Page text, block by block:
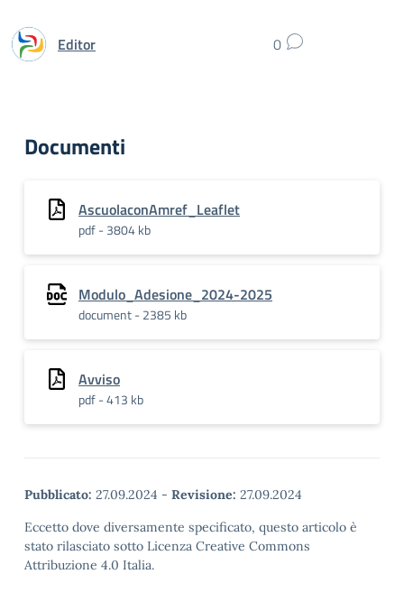
Editor 0
Documenti
AscuolaconAmref_Leaflet
pdf - 3804 kb
Modulo_Adesione_2024-2025
document - 2385 kb
Avviso
pdf - 413 kb
Pubblicato: 27.09.2024 - Revisione: 27.09.2024
Eccetto dove diversamente specificato, questo articolo è
stato rilasciato sotto Licenza Creative Commons
Attribuzione 4.0 Italia.